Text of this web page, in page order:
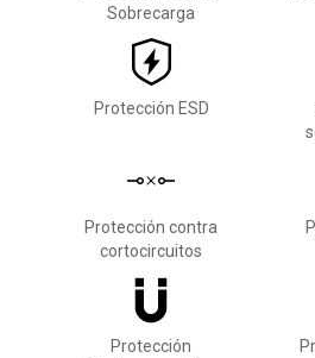
Sobrecarga
Protección ESD
Protección contra
cortocircuitos
Protección